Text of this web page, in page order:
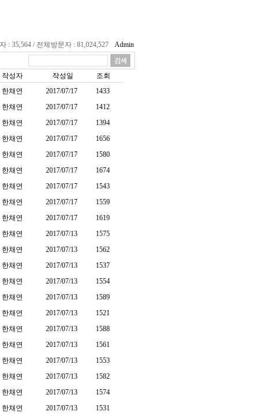
: 35,564 / 전체방문자 : 81,024,527 Admin
작성자 작성일
조회
한채연 2017/07/17
1433
한채연 2017/07/17
1412
한채연 2017/07/17
1394
한채연 2017/07/17
1656
한채연 2017/07/17
1580
한채연 2017/07/17
1674
한채연 2017/07/17
1543
한채연 2017/07/17
1559
한채연 2017/07/17
1619
한채연 2017/07/13
1575
한채연 2017/07/13
1562
한채연 2017/07/13
1537
한채연 2017/07/13
1554
한채연 2017/07/13
1589
한채연 2017/07/13
1521
한채연 2017/07/13
1588
한채연 2017/07/13
1561
한채연 2017/07/13
1553
한채연 2017/07/13
1582
한채연 2017/07/13
1574
한채연 2017/07/13
1531